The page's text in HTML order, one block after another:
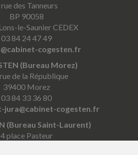
des Tanneurs
BP 90058
le-Saunier CEDEX
03 84 24 47 49
cogesten.fr
(Bureau Morez)
de la République
39400 Morez
03 84 33 36 80
jura@cabinet-cogesten.fr
(Bureau Saint-Laurent)
4 place Pasteur